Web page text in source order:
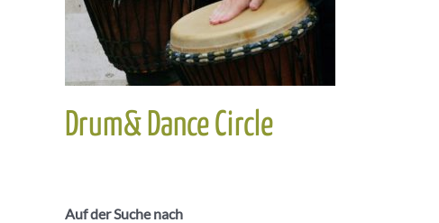
Drum& Dance Circle
Auf der Suche nach